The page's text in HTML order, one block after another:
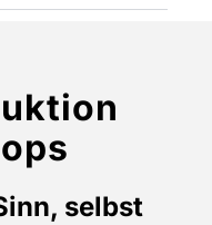
selbst